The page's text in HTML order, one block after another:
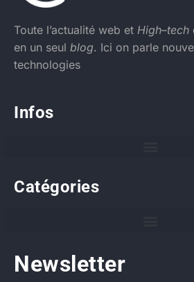
Toute l’actualité web et High–tech
en un seul blog. Ici on parle
technologies
Infos
Catégories
Newsletter